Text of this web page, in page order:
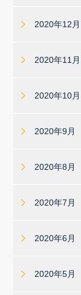
2020年12月
2020年11月
2020年10月
2020年9月
2020年8月
2020年7月
2020年6月
2020年5月